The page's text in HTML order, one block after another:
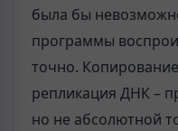
была бы
программы
точно.
репликация ДНК –
но не абсолютной